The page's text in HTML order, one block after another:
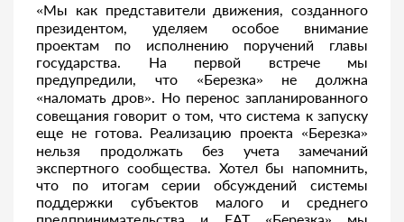
«Мы как представители движения, созданного
президентом, уделяем особое внимание
проектам по исполнению поручений главы
государства. На первой встрече мы
предупредили, что «Березка» не должна
«наломать дров». Но перенос запланированного
совещания говорит о том, что система к запуску
еще не готова. Реализацию проекта «Березка»
нельзя продолжать без учета замечаний
экспертного сообщества. Хотел бы напомнить,
что по итогам серии обсуждений системы
поддержки субъектов малого и среднего